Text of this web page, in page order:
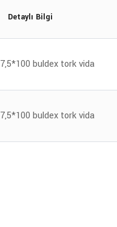
Detaylı Bilgi
7,5*100 buldex tork vida
7,5*100 buldex tork vida